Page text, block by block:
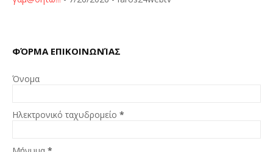
ΦΌΡΜΑ ΕΠΙΚΟΙΝΩΝΊΑΣ
Όνομα
Ηλεκτρονικό ταχυδρομείο *